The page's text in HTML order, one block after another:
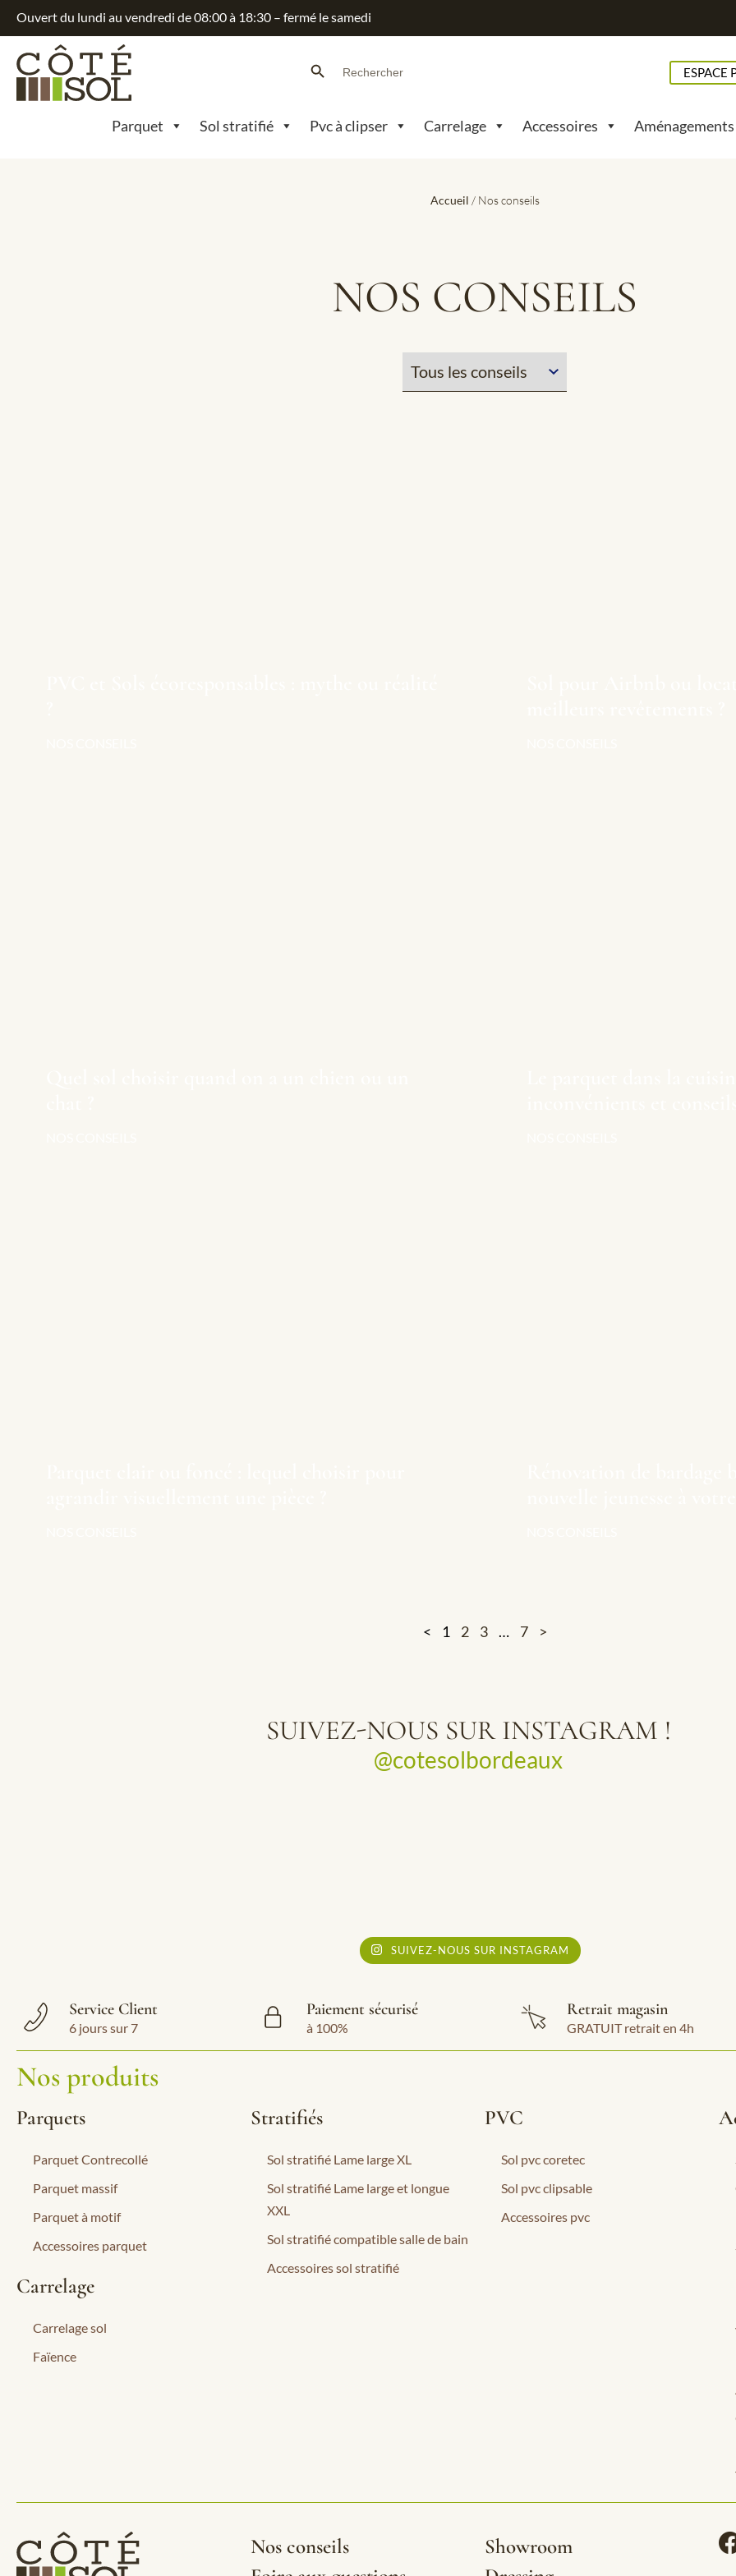
Ouvert du lundi au vendredi de 08:00 à 18:30 – fermé le samedi
Search
for:
ESPACE
Parquet Sol stratifié Pvc à clipser Carrelage Accessoires Aménagements
Accueil / Nos conseils
NOS CONSEILS
< 1 2 3 … 7 >
SUIVEZ-NOUS SUR INSTAGRAM !
@cotesolbordeaux
SUIVEZ-NOUS SUR INSTAGRAM
Service Client
6 jours sur 7
Paiement sécurisé
à 100%
Retrait magasin
GRATUIT retrait en 4h
Nos produits
Parquets
Parquet Contrecollé
Parquet massif
Parquet à motif
Accessoires parquet
Carrelage
Carrelage sol
Faïence
Stratifiés
Sol stratifié Lame large XL
Sol stratifié Lame large et longue
XXL
Sol stratifié compatible salle de bain
Accessoires sol stratifié
PVC
Sol pvc coretec
Sol pvc clipsable
Accessoires pvc
Nos conseils
Showroom